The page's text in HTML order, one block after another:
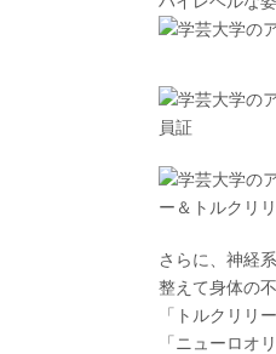
さらに、神経
整えて身体の
「トルクリリ
「ニューロオ